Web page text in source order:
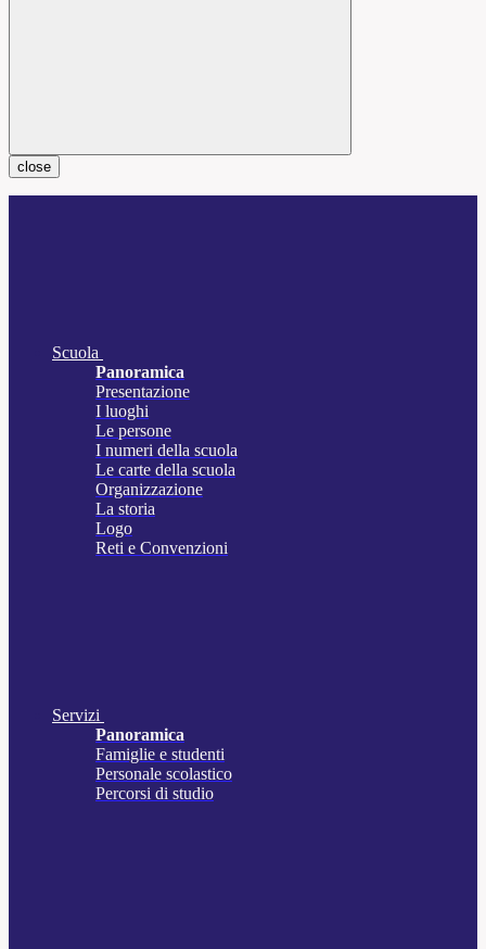
close
Scuola
Panoramica
Presentazione
I luoghi
Le persone
I numeri della scuola
Le carte della scuola
Organizzazione
La storia
Logo
Reti e Convenzioni
Servizi
Panoramica
Famiglie e studenti
Personale scolastico
Percorsi di studio